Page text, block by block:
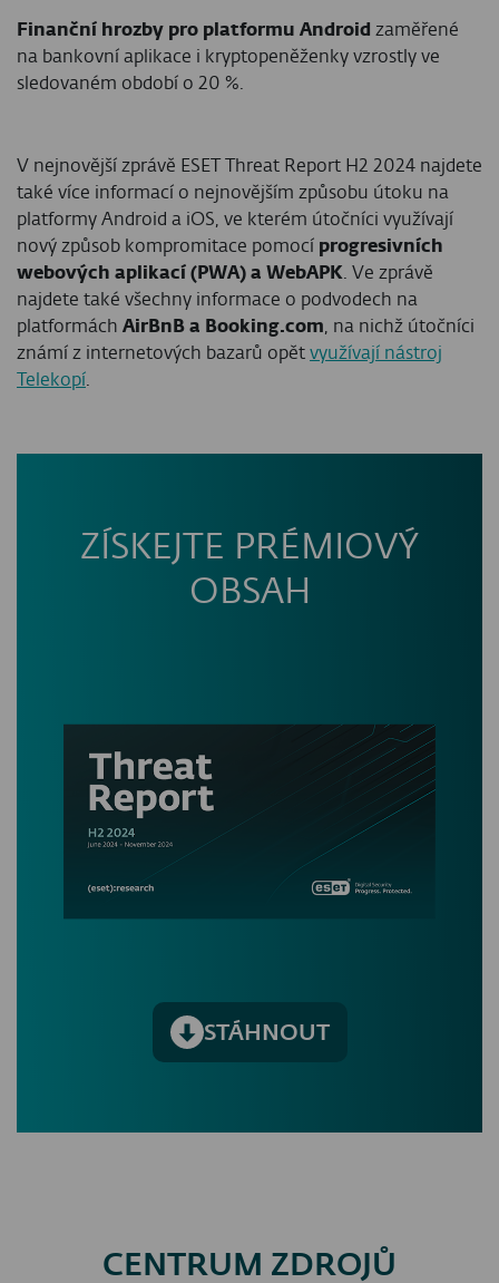
Finanční hrozby pro platformu Android zaměřené
na bankovní aplikace i kryptopeněženky vzrostly ve
sledovaném období o 20 %.
V nejnovější zprávě ESET Threat Report H2 2024 najdete
také více informací o nejnovějším způsobu útoku na
platformy Android a iOS, ve kterém útočníci využívají
nový způsob kompromitace pomocí progresivních
webových aplikací (PWA) a WebAPK. Ve zprávě
najdete také všechny informace o podvodech na
platformách AirBnB a Booking.com, na nichž útočníci
známí z internetových bazarů opět využívají nástroj
Telekopí.
ZÍSKEJTE PRÉMIOVÝ
OBSAH
STÁHNOUT
CENTRUM ZDROJŮ